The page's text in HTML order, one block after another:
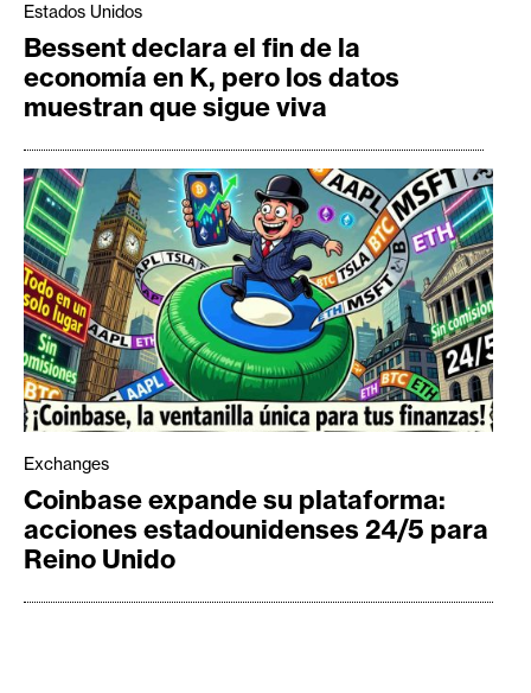
Estados Unidos
Bessent declara el fin de la
economía en K, pero los datos
muestran que sigue viva
Exchanges
Coinbase expande su plataforma:
acciones estadounidenses 24/5 para
Reino Unido